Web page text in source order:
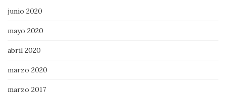
junio 2020
mayo 2020
abril 2020
marzo 2020
marzo 2017